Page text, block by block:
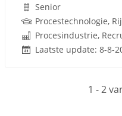
Senior
Procestechnologie,
Laatste update: 8-8-
1 - 2